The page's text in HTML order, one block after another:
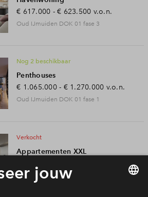
€ 617.000 - € 623.500 v.o.n.
Oud IJmuiden DOK 01 fase 3
Nog 2 beschikbaar
Penthouses
€ 1.065.000 - € 1.270.000 v.o.n.
Oud IJmuiden DOK 01 fase 1
verkocht
Appartementen XXL